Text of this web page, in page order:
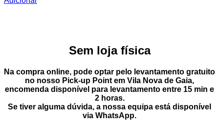
Sem loja física
Na compra online, pode optar pelo levantamento gratuito
no nosso Pick-up Point em Vila Nova de Gaia,
encomenda disponível para levantamento entre 15 min e
2 horas.
Se tiver alguma dúvida, a nossa equipa está disponível
via WhatsApp.